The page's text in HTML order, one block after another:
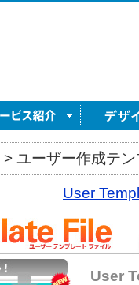
> ユーザー作成テ
User
User